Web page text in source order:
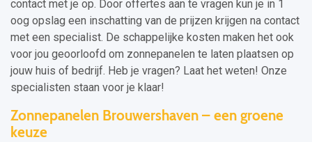
contact met je op. Door offertes aan te vragen kun je in 1
oog opslag een inschatting van de prijzen krijgen na contact
met een specialist. De schappelijke kosten maken het ook
voor jou geoorloofd om zonnepanelen te laten plaatsen op
jouw huis of bedrijf. Heb je vragen? Laat het weten! Onze
specialisten staan voor je klaar!
Zonnepanelen Brouwershaven – een groene
keuze